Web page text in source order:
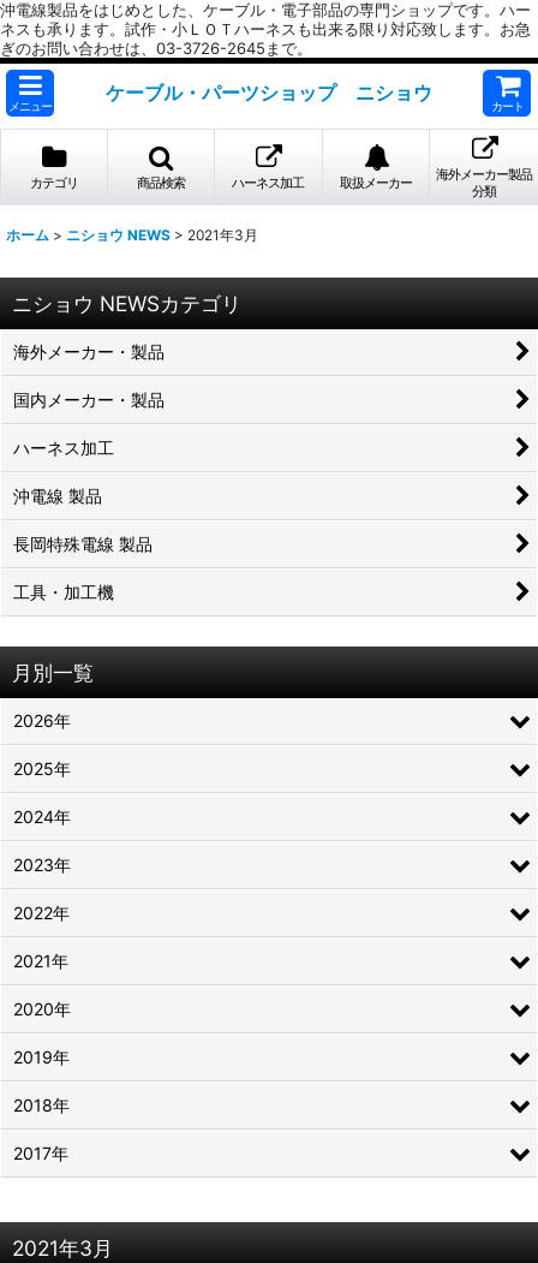
沖電線製品をはじめとした、ケーブル・電子部品の専門ショップです。ハー
ネスも承ります。試作・小ＬＯＴハーネスも出来る限り対応致します。お急
ぎのお問い合わせは、03-3726-2645まで。
メニュー
ケーブル・パーツショップ ニショウ
カート
カテゴリ 商品検索 ハーネス加工 取扱メーカー
海外メーカー製品
分類
ホーム > ニショウ NEWS > 2021年3月
2021年3月
ニショウ NEWSカテゴリ
海外メーカー・製品
国内メーカー・製品
ハーネス加工
沖電線 製品
長岡特殊電線 製品
工具・加工機
月別一覧
2026年
2025年
2024年
2023年
2022年
2021年
2020年
2019年
2018年
2017年